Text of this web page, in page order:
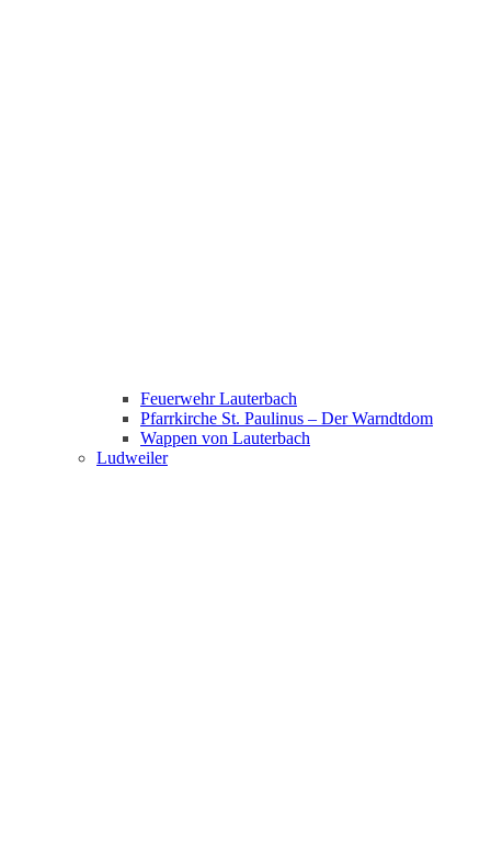
Feuerwehr Lauterbach
Pfarrkirche St. Paulinus – Der Warndtdom
Wappen von Lauterbach
Ludweiler